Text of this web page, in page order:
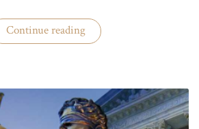
Continue reading«Нацбанк
четвертую
покупает»